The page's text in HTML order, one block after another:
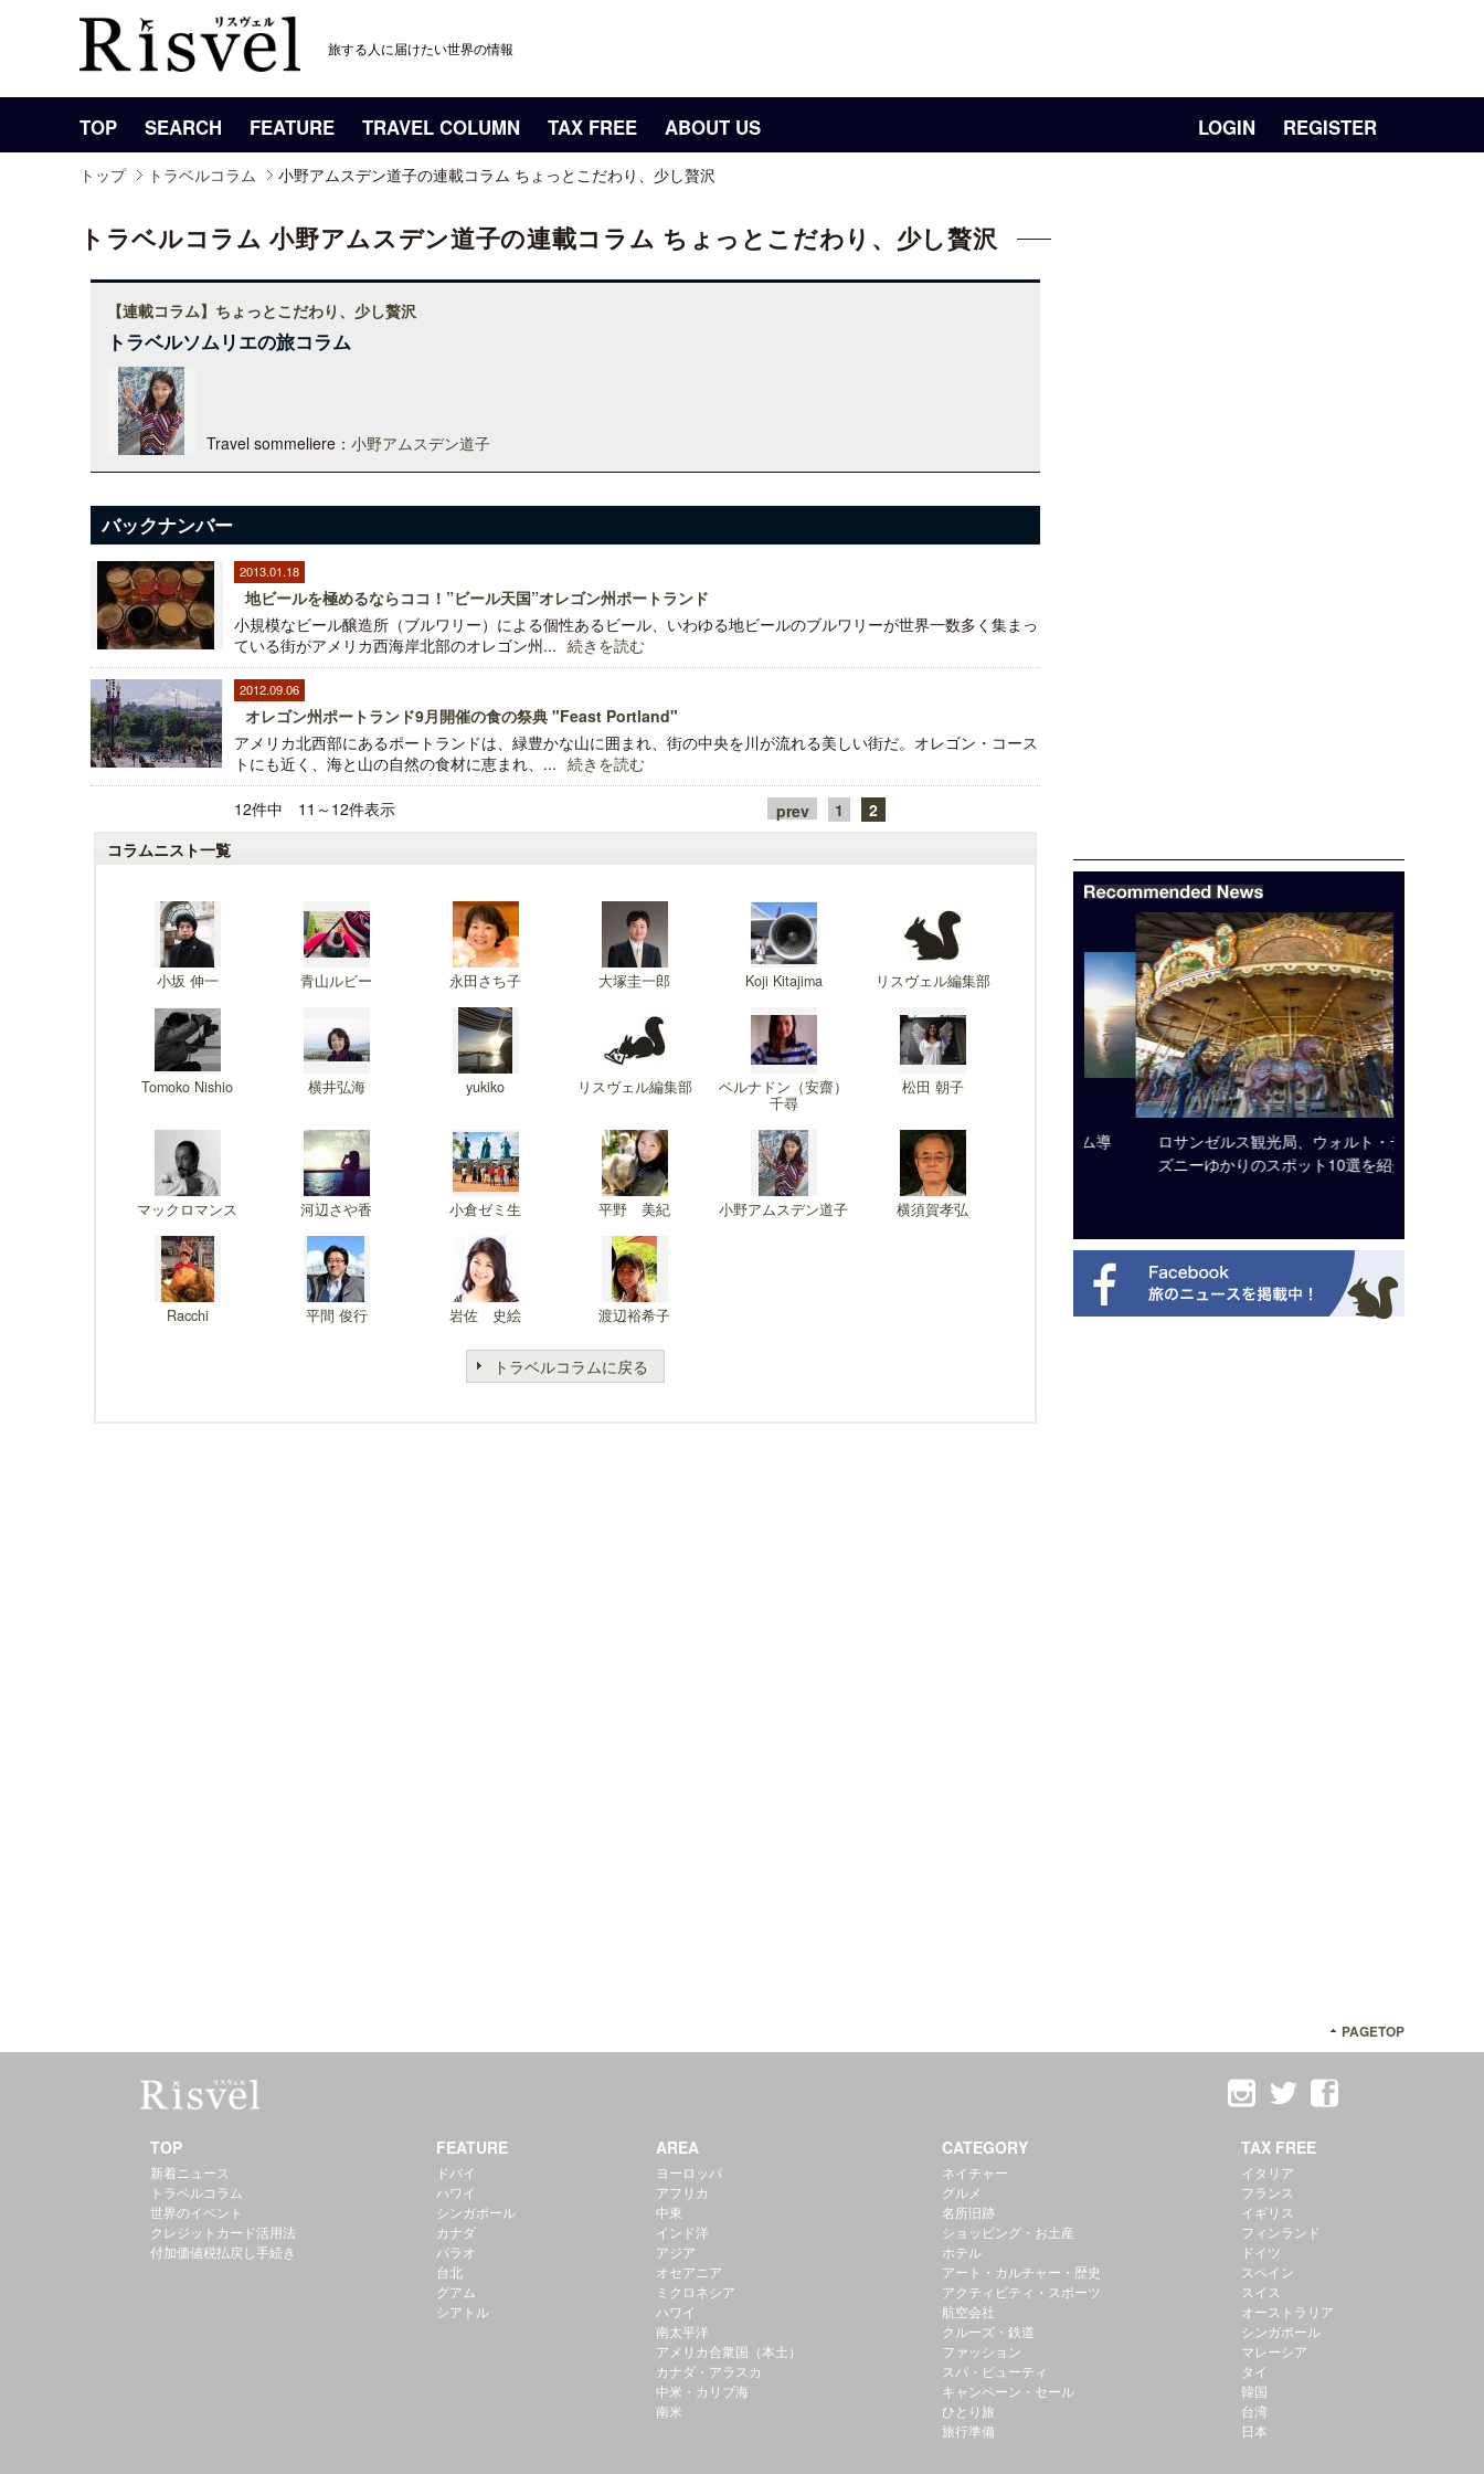
旅する人に届けたい世界の情報
TOP SEARCH FEATURE TRAVEL COLUMN TAX FREE ABOUT US LOGIN REGISTER
トップ トラベルコラム 小野アムスデン道子の連載コラム ちょっとこだわり、少し贅沢
トラベルコラム 小野アムスデン道子の連載コラム ちょっとこだわり、少し贅沢
【連載コラム】ちょっとこだわり、少し贅沢
トラベルソムリエの旅コラム
Travel sommeliere： 小野アムスデン道子
バックナンバー
2013.01.18
地ビールを極めるならココ！”ビール天国”オレゴン州ポートランド
小規模なビール醸造所（ブルワリー）による個性あるビール、いわゆる地ビールのブルワリーが世界一数多く集まっ
ている街がアメリカ西海岸北部のオレゴン州... 続きを読む
2012.09.06
オレゴン州ポートランド9月開催の食の祭典 "Feast Portland"
アメリカ北西部にあるポートランドは、緑豊かな山に囲まれ、街の中央を川が流れる美しい街だ。オレゴン・コース
トにも近く、海と山の自然の食材に恵まれ、... 続きを読む
12件中 11～12件表示 prev 1
2
コラムニスト一覧
小坂 伸一 青山ルビー 永田さち子 大塚圭一郎 Koji Kitajima リスヴェル編集部
Tomoko Nishio 横井弘海 yukiko リスヴェル編集部
ベルナドン（安齋）
千尋
松田 朝子
マックロマンス 河辺さや香 小倉ゼミ生 平野 美紀 小野アムスデン道子 横須賀孝弘
Racchi 平間 俊行 岩佐 史絵 渡辺裕希子
トラベルコラムに戻る
開業50周年に合わせ「ザ ビュッフェ
アット ハイアット」のメニューを刷
新
クアロア・ランチ、新予約システム導
入のお知らせ
ロサンゼルス観光局、ウォルト・ディ
ズニーゆかりのスポット10選を紹介
PAGETOP
TOP
新着ニュース
トラベルコラム
世界のイベント
クレジットカード活用法
付加価値税払戻し手続き
FEATURE
ドバイ
ハワイ
シンガポール
カナダ
パラオ
台北
グアム
シアトル
AREA
ヨーロッパ
アフリカ
中東
インド洋
アジア
オセアニア
ミクロネシア
ハワイ
南太平洋
アメリカ合衆国（本土）
カナダ・アラスカ
中米・カリブ海
南米
CATEGORY
ネイチャー
グルメ
名所旧跡
ショッピング・お土産
ホテル
アート・カルチャー・歴史
アクティビティ・スポーツ
航空会社
クルーズ・鉄道
ファッション
スパ・ビューティ
キャンペーン・セール
ひとり旅
旅行準備
TAX FREE
イタリア
フランス
イギリス
フィンランド
ドイツ
スペイン
スイス
オーストラリア
シンガポール
マレーシア
タイ
韓国
台湾
日本